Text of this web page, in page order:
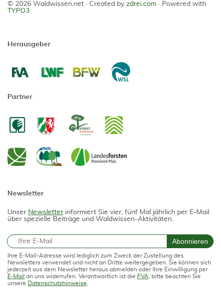
© 2026 Waldwissen.net · Created by zdrei.com · Powered with
TYPO3
Herausgeber
Partner
Newsletter
Unser Newsletter informiert Sie vier, fünf Mal jährlich per E-Mail
über spezielle Beiträge und Waldwissen-Aktivitäten.
E-Mail Abonnieren
Ihre E-Mail-Adresse wird lediglich zum Zweck der Zustellung des
Newsletters verwendet und nicht an Dritte weitergegeben. Sie können sich
jederzeit aus dem Newsletter heraus abmelden oder Ihre Einwilligung per
E-Mail an uns widerrufen. Verantwortlich ist die FVA , bitte beachten Sie
unsere Datenschutzhinweise